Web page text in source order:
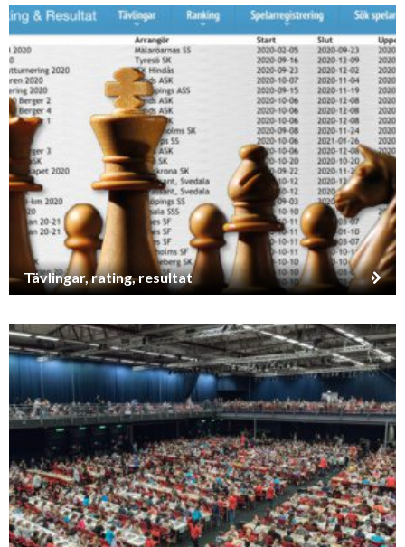
Tävlingar, rating, resultat